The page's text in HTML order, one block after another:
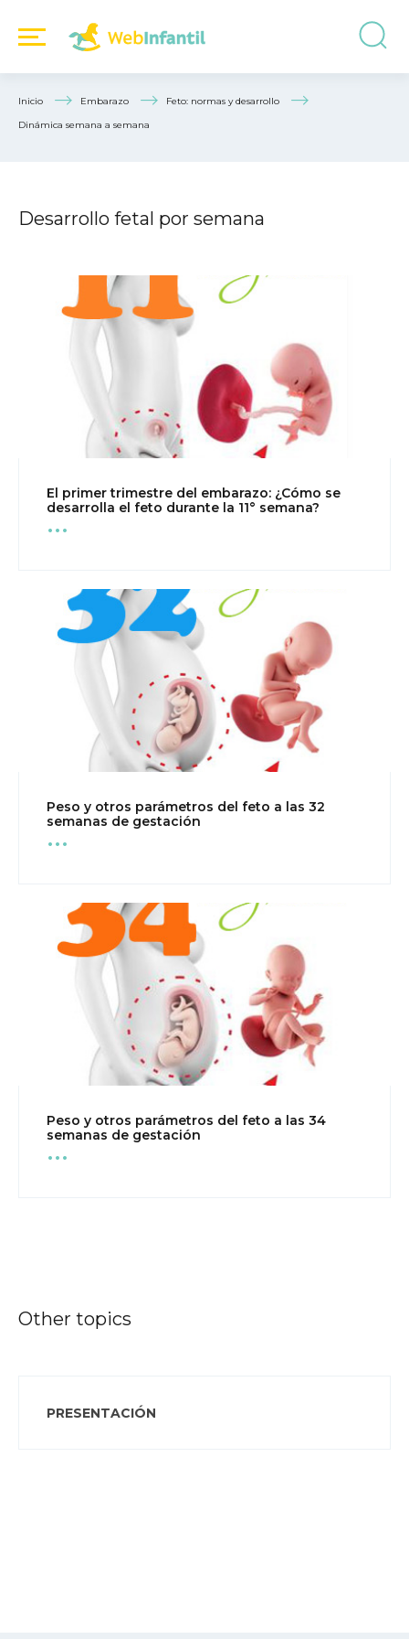
Inicio Embarazo
Feto: normas y desarrollo
Dinámica semana a semana
Desarrollo fetal por semana
El primer trimestre del embarazo: ¿Cómo se
desarrolla el feto durante la 11° semana?
...
Peso y otros parámetros del feto a las 32
semanas de gestación
...
Peso y otros parámetros del feto a las 34
semanas de gestación
...
Other topics
PRESENTACIÓN